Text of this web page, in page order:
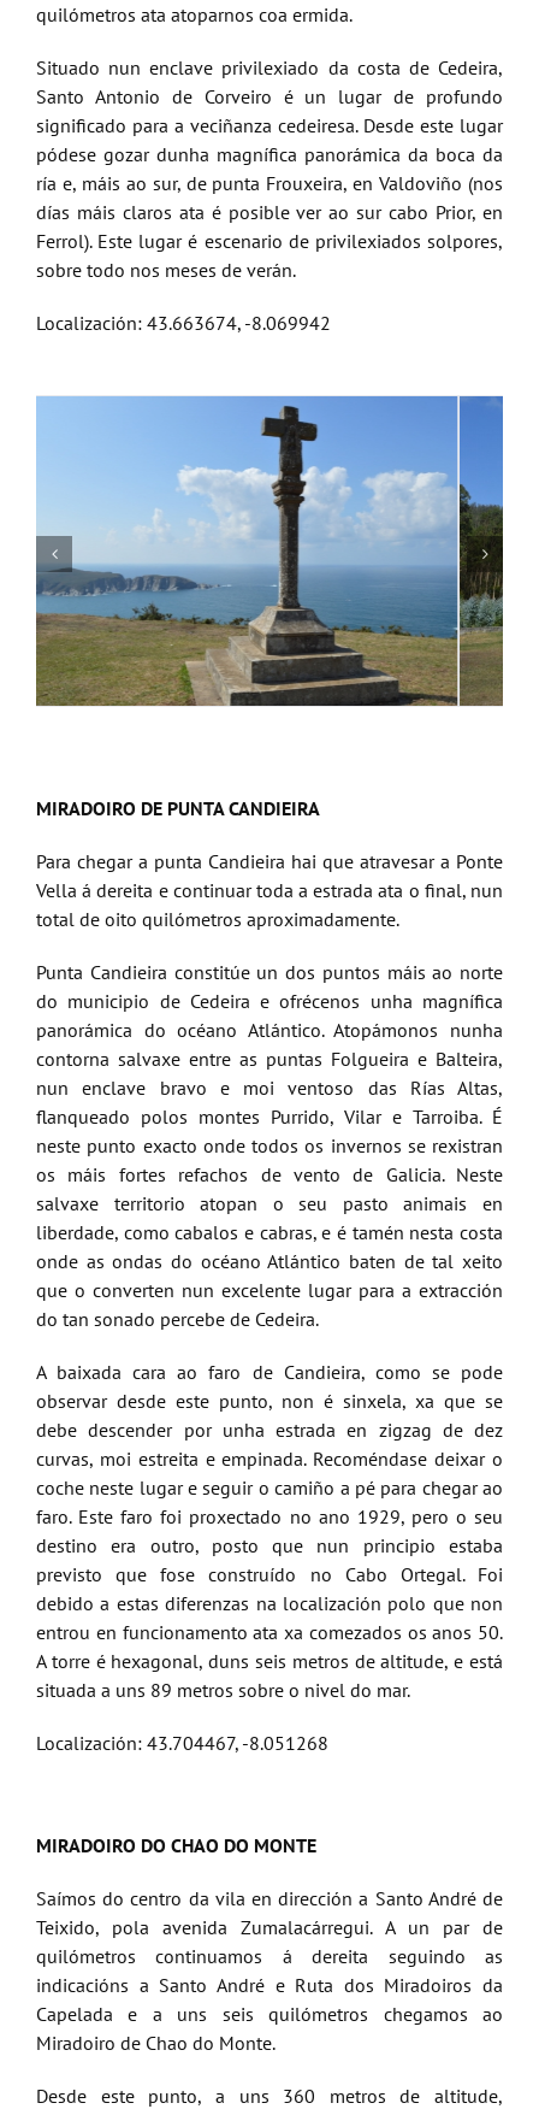
quilómetros ata atoparnos coa ermida.
Situado nun enclave privilexiado da costa de Cedeira,
Santo Antonio de Corveiro é un lugar de profundo
significado para a veciñanza cedeiresa. Desde este lugar
pódese gozar dunha magnífica panorámica da boca da
ría e, máis ao sur, de punta Frouxeira, en Valdoviño (nos
días máis claros ata é posible ver ao sur cabo Prior, en
Ferrol). Este lugar é escenario de privilexiados solpores,
sobre todo nos meses de verán.
Localización: 43.663674, -8.069942
MIRADOIRO DE PUNTA CANDIEIRA
Para chegar a punta Candieira hai que atravesar a Ponte
Vella á dereita e continuar toda a estrada ata o final, nun
total de oito quilómetros aproximadamente.
Punta Candieira constitúe un dos puntos máis ao norte
do municipio de Cedeira e ofrécenos unha magnífica
panorámica do océano Atlántico. Atopámonos nunha
contorna salvaxe entre as puntas Folgueira e Balteira,
nun enclave bravo e moi ventoso das Rías Altas,
flanqueado polos montes Purrido, Vilar e Tarroiba. É
neste punto exacto onde todos os invernos se rexistran
os máis fortes refachos de vento de Galicia. Neste
salvaxe territorio atopan o seu pasto animais en
liberdade, como cabalos e cabras, e é tamén nesta costa
onde as ondas do océano Atlántico baten de tal xeito
que o converten nun excelente lugar para a extracción
do tan sonado percebe de Cedeira.
A baixada cara ao faro de Candieira, como se pode
observar desde este punto, non é sinxela, xa que se
debe descender por unha estrada en zigzag de dez
curvas, moi estreita e empinada. Recoméndase deixar o
coche neste lugar e seguir o camiño a pé para chegar ao
faro. Este faro foi proxectado no ano 1929, pero o seu
destino era outro, posto que nun principio estaba
previsto que fose construído no Cabo Ortegal. Foi
debido a estas diferenzas na localización polo que non
entrou en funcionamento ata xa comezados os anos 50.
A torre é hexagonal, duns seis metros de altitude, e está
situada a uns 89 metros sobre o nivel do mar.
Localización: 43.704467, -8.051268
MIRADOIRO DO CHAO DO MONTE
Saímos do centro da vila en dirección a Santo André de
Teixido, pola avenida Zumalacárregui. A un par de
quilómetros continuamos á dereita seguindo as
indicacións a Santo André e Ruta dos Miradoiros da
Capelada e a uns seis quilómetros chegamos ao
Miradoiro de Chao do Monte.
Desde este punto, a uns 360 metros de altitude,